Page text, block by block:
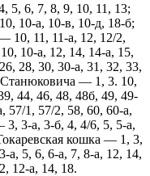
5, 6, 7, 8, 9, 10, 11, 13;
10-а, 10-в, 10-д, 18-б;
10, 11, 11-а, 12, 12/2,
10-а, 12, 14, 14-а, 15,
28, 30, 30-а, 31, 32, 33,
— 1, 3. 10,
44, 46, 48, 48б, 49, 49-
57/1, 57/2, 58, 60, 60-а,
3-а, 3-б, 4, 4/6, 5, 5-а,
кошка — 1, 3,
5, 6, 6-а, 7, 8-а, 12, 14,
12-а, 14, 18.